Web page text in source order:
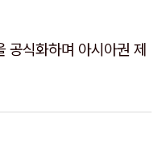
공식화하며 아시아권 제